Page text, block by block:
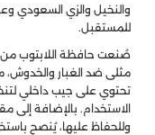
والنخيل والزي السعودي
للمستقبل.
صُنعت حافظة اللابتوب
مثلى ضد الغبار والخدوش،
تحتوي على جيب داخلي
الاستخدام. بالإضافة إلى
وللحفاظ عليها، يُنصح